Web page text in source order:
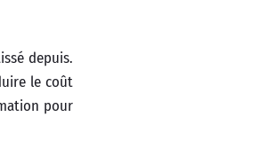
depuis.
le coût
pour